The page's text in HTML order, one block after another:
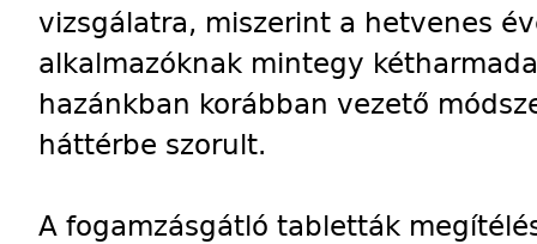
vizsgálatra, miszerint a hetvenes
alkalmazóknak mintegy
hazánkban korábban vezető
háttérbe szorult.
A fogamzásgátló tabletták